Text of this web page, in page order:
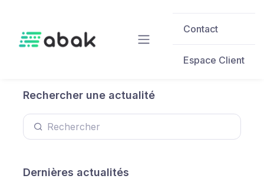
Contact
Espace Client
Rechercher une actualité
Dernières actualités